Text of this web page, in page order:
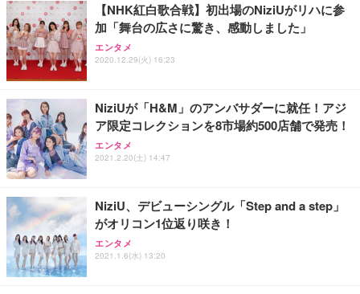
Sezlife オフィスチェア デスクチェア 疲れない テレ
ワーク チェア 強化バックレスト 30度ロッキング機
能 人間工学 椅子 腰サポート 90度跳ね上げ式アーム
務用 おしゃれ パソコンチェア (ブラック)
Sezlife オフィスチェア デスクチェア 疲れない テレ
ワーク チェア 強化バックレスト 30度ロッキング機
能 人間工学 椅子 腰サポート 90度跳ね上げ式アーム
務用 おしゃれ パソコンチェア (ホワイト)
ANDWINT オフィスチェア デスクチェア 肘なし メ
ッシュ 通気性 ランバーサポート付き 腰サポート ガ
ス圧無段階昇降 360度回転 キャスター付き コンパク
【純正品】27"ゲーミングモニター DualSense 充電
フック付き（CFI-ZDM1J）
【整備済み品】Dell E2724HS 27インチ 液晶モニタ
ー フルHD（1920×1080）VA 非光沢 HDMI/DisplayP
ort/VGA スピーカー内蔵 高さ調整 スイベル VESA対
【MiniLED/24.5inch/280Hz/FHD】GRAPHT THE S
HOOTER Gaming Monitor 24” Essential ゲーミン
グモニター QD 24.5インチ 1ms FHD 量子ドット 残
ネオ・ルーライフ ネオ・オムツ L 中型犬用 26枚入
り 単品
Smart Basic(スマートベーシック) 【Amazon.co.jp
限定】 Smart Basic アイリスオーヤマ ペットシーツ
超厚型 お徳用 ワイド 100枚入 (x 1) (ケース販売)
アイリスオーヤマ ペットシーツ 超厚型 お徳用 レギ
ュラー 200枚入【Amazon.co.jp限定】
【NHK紅白歌合戦】初出場のNiziUがリハに参
加「舞台の広さに驚き、感動しました」
エンタメ
2020.12.29(火) 16:23
NiziUが「H&M」のアンバサダーに就任！アジ
ア限定コレクションを8市場約500店舗で発売！
エンタメ
2021.2.20(土) 14:47
NiziU、デビューシングル「Step and a step」
がオリコン1位返り咲き！
エンタメ
2021.1.6(水) 13:20